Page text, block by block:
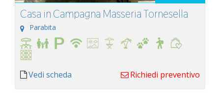
Casa in Campagna Masseria Tornesella
Parabita
Vedi scheda Richiedi preventivo